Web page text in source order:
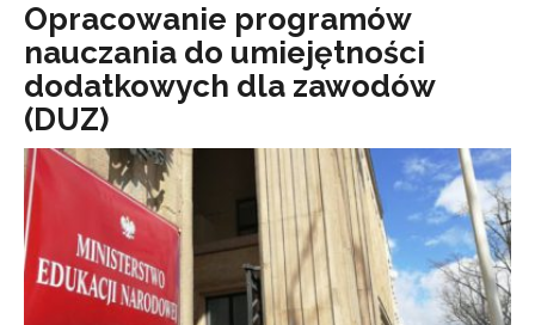
Opracowanie programów
nauczania do umiejętności
dodatkowych dla zawodów
(DUZ)